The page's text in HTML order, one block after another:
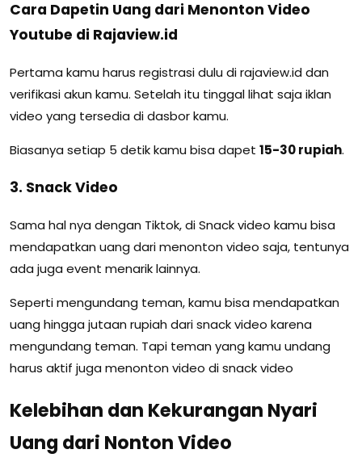
Cara Dapetin Uang dari Menonton Video
Youtube di Rajaview.id
Pertama kamu harus registrasi dulu di rajaview.id dan
verifikasi akun kamu. Setelah itu tinggal lihat saja iklan
video yang tersedia di dasbor kamu.
Biasanya setiap 5 detik kamu bisa dapet 15-30 rupiah.
3. Snack Video
Sama hal nya dengan Tiktok, di Snack video kamu bisa
mendapatkan uang dari menonton video saja, tentunya
ada juga event menarik lainnya.
Seperti mengundang teman, kamu bisa mendapatkan
uang hingga jutaan rupiah dari snack video karena
mengundang teman. Tapi teman yang kamu undang
harus aktif juga menonton video di snack video
Kelebihan dan Kekurangan Nyari
Uang dari Nonton Video